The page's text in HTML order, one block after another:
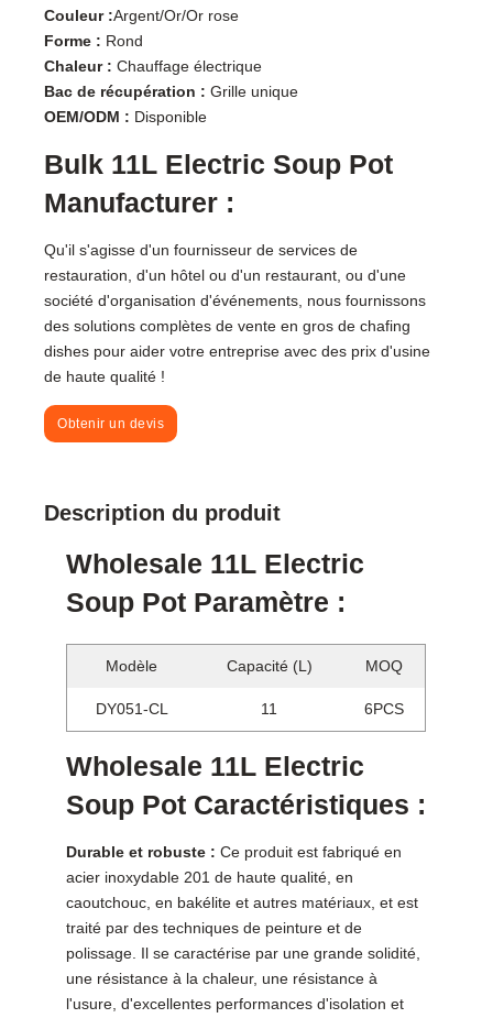
Couleur :Argent/Or/Or rose
Forme : Rond
Chaleur :Chauffage électrique
Bac de récupération :Grille unique
OEM/ODM : Disponible
Bulk 11L Electric Soup Pot
Manufacturer :
Qu'il s'agisse d'un fournisseur de services de
restauration, d'un hôtel ou d'un restaurant, ou d'une
société d'organisation d'événements, nous fournissons
des solutions complètes de vente en gros de chafing
dishes pour aider votre entreprise avec des prix d'usine
de haute qualité !
Obtenir un devis
Description du produit
Wholesale 11L Electric
Soup Pot Paramètre :
Modèle Capacité (L) MOQ
DY051-CL 11 6PCS
Wholesale 11L Electric
Soup Pot Caractéristiques :
Durable et robuste :Ce produit est fabriqué en
acier inoxydable 201 de haute qualité, en
caoutchouc, en bakélite et autres matériaux, et est
traité par des techniques de peinture et de
polissage. Il se caractérise par une grande solidité,
une résistance à la chaleur, une résistance à
l'usure, d'excellentes performances d'isolation et